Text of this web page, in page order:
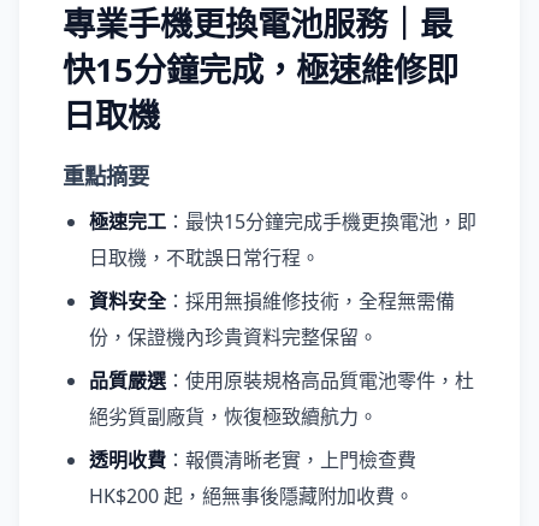
專業手機更換電池服務｜最
快15分鐘完成，極速維修即
日取機
重點摘要
極速完工 ：最快15分鐘完成手機更換電池，即
日取機，不耽誤日常行程。
資料安全：採用無損維修技術，全程無需備
份，保證機內珍貴資料完整保留。
品質嚴選 ：使用原裝規格高品質電池零件，杜
絕劣質副廠貨，恢復極致續航力。
透明收費 ：報價清晰老實，上門檢查費
HK$200 起，絕無事後隱藏附加收費。